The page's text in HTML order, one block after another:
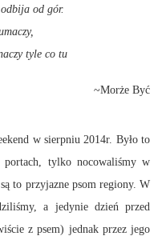
od gór.
tyle co tu
~Morże Być
w sierpniu 2014r. Było to
tylko nocowaliśmy w
to przyjazne psom regiony. W
a jedynie dzień przed
z psem) jednak przez jego